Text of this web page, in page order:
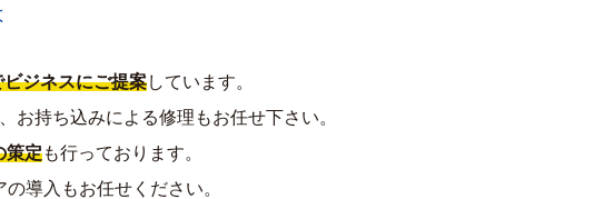
ジネスにご提案しています。
お持ち込みによる修理もお任せ下さい。
策定も行っております。
導入もお任せください。